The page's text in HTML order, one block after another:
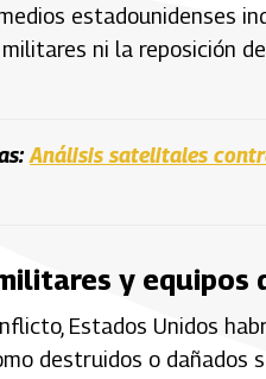
estadounidenses
ni la reposición
Análisis satelitales
y equipos
Estados Unidos
destruidos o dañados